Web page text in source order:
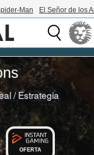
Man El Señor de los
/Estrategia
OFERTA